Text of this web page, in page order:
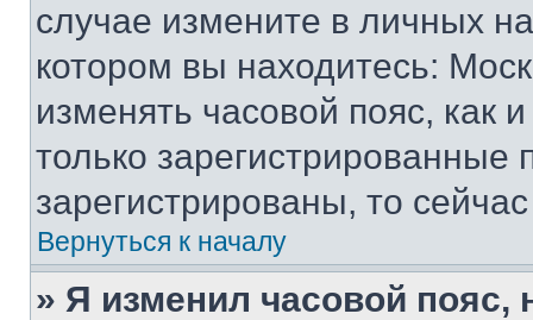
случае измените в личных
котором вы находитесь:
изменять часовой пояс, как
только
зарегистрированы, то
Вернуться к началу
» Я изменил часовой пояс,